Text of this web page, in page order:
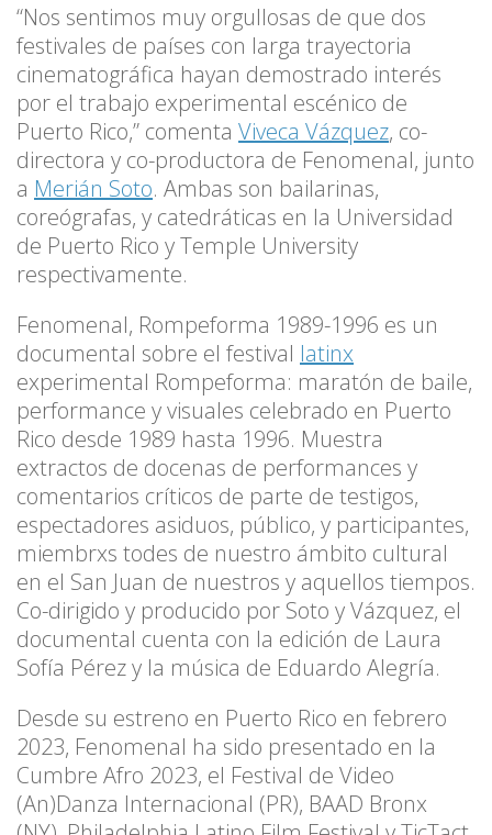
“Nos sentimos muy orgullosas de que dos
festivales de países con larga trayectoria
cinematográfica hayan demostrado interés
por el trabajo experimental escénico de
Puerto Rico,” comenta Viveca Vázquez, co-
directora y co-productora de Fenomenal, junto
a Merián Soto. Ambas son bailarinas,
coreógrafas, y catedráticas en la Universidad
de Puerto Rico y Temple University
respectivamente.
Fenomenal, Rompeforma 1989-1996 es un
documental sobre el festival latinx
experimental Rompeforma: maratón de baile,
performance y visuales celebrado en Puerto
Rico desde 1989 hasta 1996. Muestra
extractos de docenas de performances y
comentarios críticos de parte de testigos,
espectadores asiduos, público, y participantes,
miembrxs todes de nuestro ámbito cultural
en el San Juan de nuestros y aquellos tiempos.
Co-dirigido y producido por Soto y Vázquez, el
documental cuenta con la edición de Laura
Sofía Pérez y la música de Eduardo Alegría.
Desde su estreno en Puerto Rico en febrero
2023, Fenomenal ha sido presentado en la
Cumbre Afro 2023, el Festival de Video
(An)Danza Internacional (PR), BAAD Bronx